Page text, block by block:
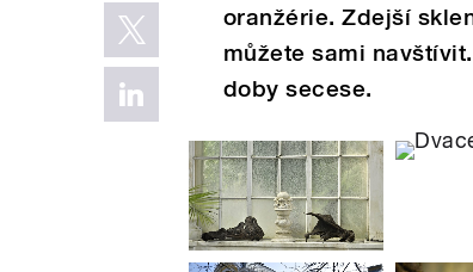
oranžérie. Zdejší
můžete sami
doby secese.